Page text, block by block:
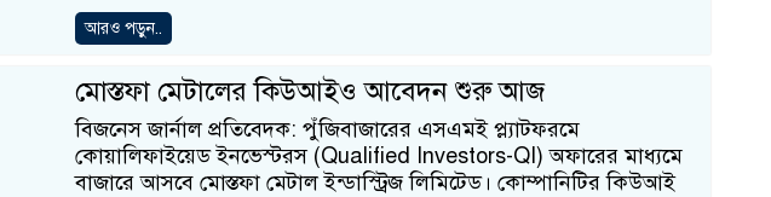
আরও পড়ুন..
মোস্তফা মেটালের কিউআইও আবেদন শুরু আজ
বিজনেস জার্নাল প্রতিবেদক: পুঁজিবাজারের এসএমই প্ল্যাটফরমে
কোয়ালিফাইয়েড ইনভেস্টরস (Qualified Investors-QI) অফারের মাধ্যমে
বাজারে আসবে মোস্তফা মেটাল ইন্ডাস্ট্রিজ লিমিটেড। কোম্পানিটির কিউআই